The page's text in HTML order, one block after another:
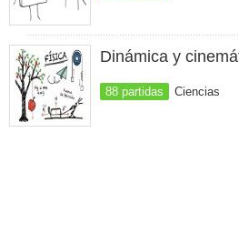
Dinámica y
88 partidas Ciencias